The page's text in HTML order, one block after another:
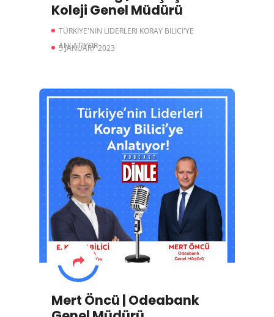
Koleji Genel Müdürü
TÜRKIYE'NIN LIDERLERI KORAY BILICI'YE
ANLATIYOR
5 JANUARY 2023
Mert Öncü | Odeabank